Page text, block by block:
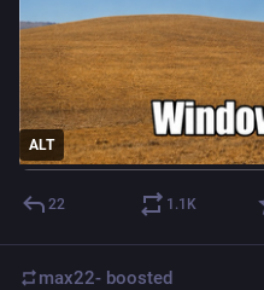
ALT
22 1.1 K
max22- boosted